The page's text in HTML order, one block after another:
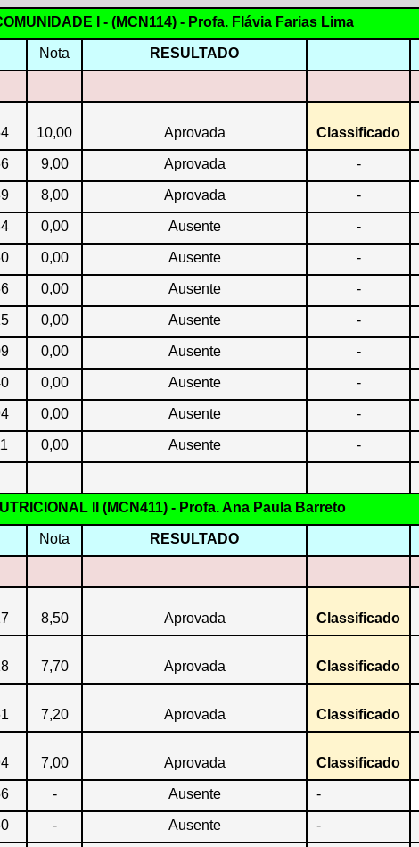
I - (MCN114) - Profa. Flávia Farias Lima
Nota RESULTADO
10,00 Aprovada Classificado
9,00 Aprovada -
8,00 Aprovada -
0,00 Ausente -
0,00 Ausente -
0,00 Ausente -
0,00 Ausente -
0,00 Ausente -
0,00 Ausente -
0,00 Ausente -
0,00 Ausente -
II (MCN411) - Profa. Ana Paula Barreto
Nota RESULTADO
8,50 Aprovada Classificado
7,70 Aprovada Classificado
7,20 Aprovada Classificado
7,00 Aprovada Classificado
- Ausente -
- Ausente -